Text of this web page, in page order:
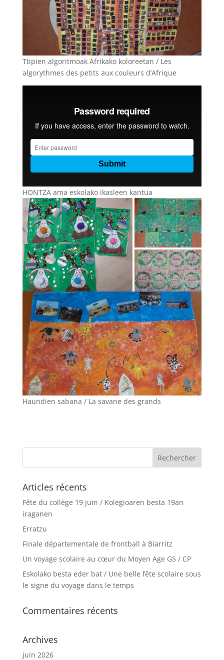
Ttipien algoritmoak Afrikako koloreetan / Les
algorythmes des petits aux couleurs d’Afrique
HONTZA ama eskolako ikasleen kantua
Haundien sabana / La savane des grands
Articles récents
Fête du collège 19 juin / Kolegioaren besta 19an
iraganen
Erratzu
Finale départementale de frontball à Biarritz
Un voyage scolaire au cœur du Moyen Age GS / CP
Eskolako besta eder bat / Une belle fête scolaire sous
le signe du voyage dans le temps
Commentaires récents
Archives
juin 2026